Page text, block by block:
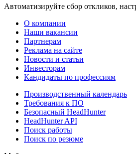
Автоматизируйте сбор откликов,
О компании
Наши вакансии
Партнерам
Реклама на сайте
Новости и статьи
Инвесторам
Кандидаты по профессиям
Производственный календарь
Требования к ПО
Безопасный HeadHunter
HeadHunter API
Поиск работы
Поиск по резюме